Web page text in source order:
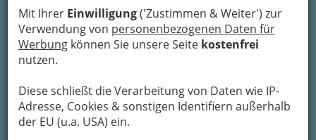
Mit Ihrer Einwilligung('Zustimmen & Weiter') zur
Verwendung von personenbezogenen Daten für
Werbung können Sie unsere Seite kostenfrei
nutzen.
Diese schließt die Verarbeitung von Daten wie IP-
Adresse, Cookies & sonstigen Identifiern außerhalb
der EU (u.a. USA) ein.
Bezirksauswahl
Alle Bezirke
Sparbersbachgasse 56, 8010 Graz
+43 316 817 352
+43 316 817 352-4